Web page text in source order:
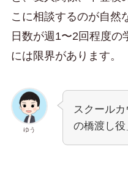
こに相談するのが自然
日数が週1〜2回程度
には限界があります。
ゆう
スクール
の橋渡し